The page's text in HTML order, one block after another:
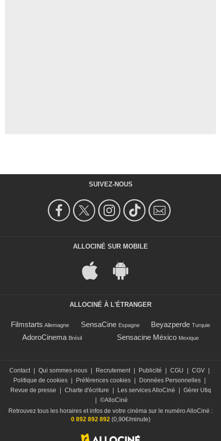
SUIVEZ-NOUS
ALLOCINÉ SUR MOBILE
ALLOCINÉ À L'ÉTRANGER
Filmstarts Allemagne SensaCine Espagne Beyazperde Turquie
AdoroCinema Brésil Sensacine México Mexique
Contact Qui sommes-nous Recrutement Publicité CGU CGV
Politique de cookies
Préférences cookies Données Personnelles
Revue de presse
Charte d'écriture Les services AlloCiné
Gérer Utiq
©AlloCiné
Retrouvez tous les horaires et infos de votre cinéma sur le numéro AlloCiné :
0 892 892 892(0,90€/minute)